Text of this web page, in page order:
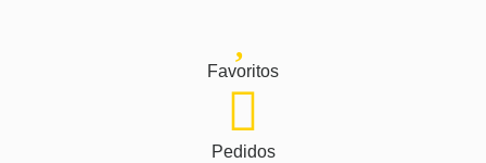
Favoritos
Pedidos